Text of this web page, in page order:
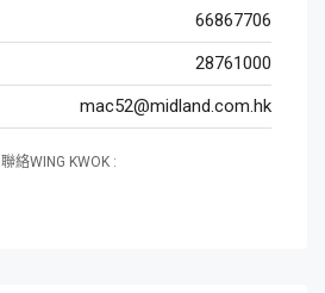
66867706
28761000
mac52@midland.com.hk
聯絡WING KWOK :